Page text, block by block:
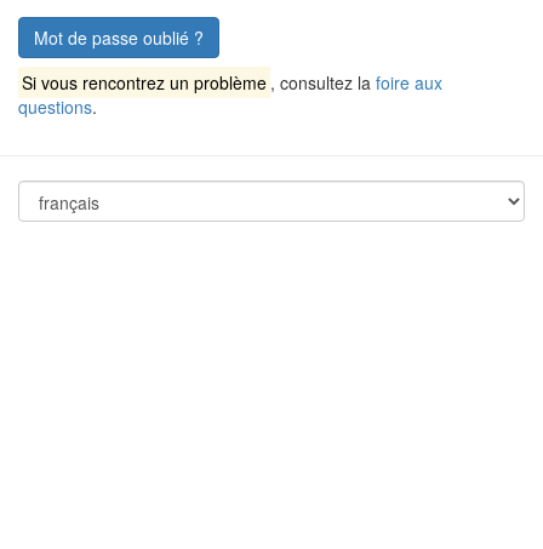
Mot de passe oublié ?
Si vous rencontrez un problème , consultez la foire aux
questions.